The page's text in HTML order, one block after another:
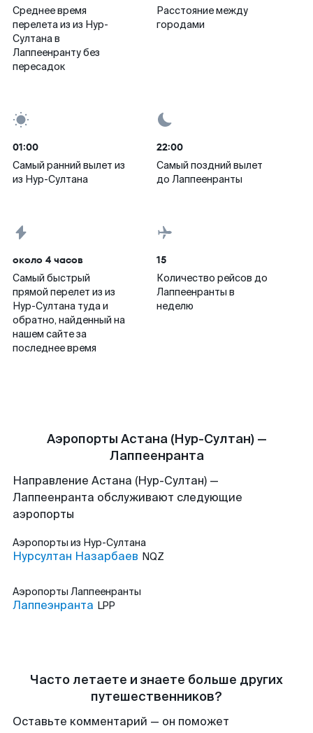
Среднее время
перелета из из Нур-
Султана в
Лаппеенранту без
пересадок
Расстояние между
городами
01:00
Самый ранний вылет из
из Нур-Султана
22:00
Самый поздний вылет
до Лаппеенранты
около 4 часов
Самый быстрый
прямой перелет из из
Нур-Султана туда и
обратно, найденный на
нашем сайте за
последнее время
15
Количество рейсов до
Лаппеенранты в
неделю
Аэропорты Астана (Нур-Султан) —
Лаппеенранта
Направление Астана (Нур-Султан) —
Лаппеенранта обслуживают следующие
аэропорты
Аэропорты из Нур-Султана
Нурсултан Назарбаев NQZ
Аэропорты Лаппеенранты
Лаппеэнранта LPP
Часто летаете и знаете больше других
путешественников?
Оставьте комментарий — он поможет